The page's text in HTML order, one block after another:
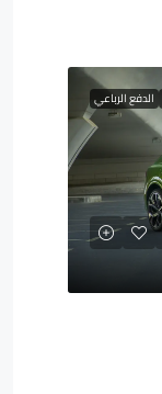
الدفع الرباعي